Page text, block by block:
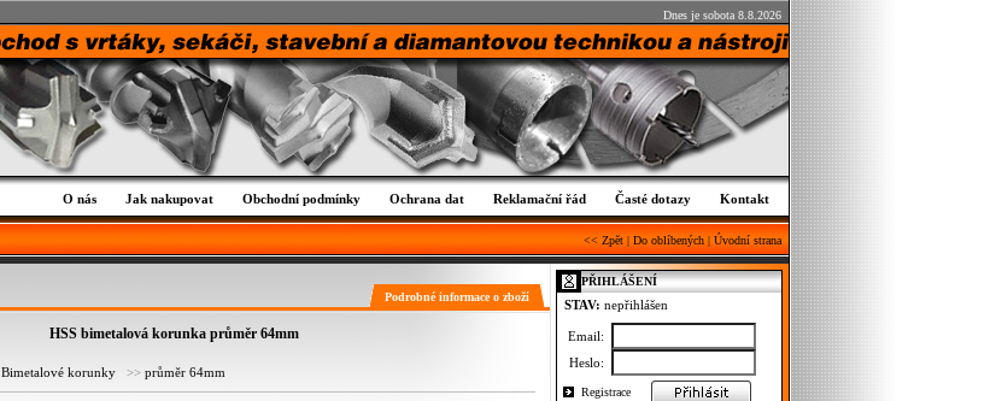
Dnes je sobota 8.8.2026
O nás Jak nakupovat Obchodní podmínky Ochrana dat Reklamační řád Časté dotazy Kontakt
<< Zpět | Do oblíbených | Úvodní strana
Podrobné informace o zboží
HSS bimetalová korunka průměr 64mm
Bimetalové korunky >> průměr 64mm
PŘIHLÁŠENÍ
STAV: nepřihlášen
Email:
Heslo:
Registrace